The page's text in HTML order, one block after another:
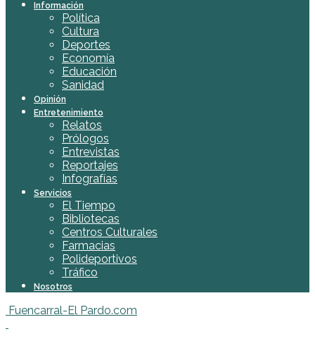
Información
Política
Cultura
Deportes
Economía
Educación
Sanidad
Opinión
Entretenimiento
Relatos
Prólogos
Entrevistas
Reportajes
Infografías
Servicios
El Tiempo
Bibliotecas
Centros Culturales
Farmacias
Polideportivos
Tráfico
Nosotros
Fuencarral-El Pardo.com